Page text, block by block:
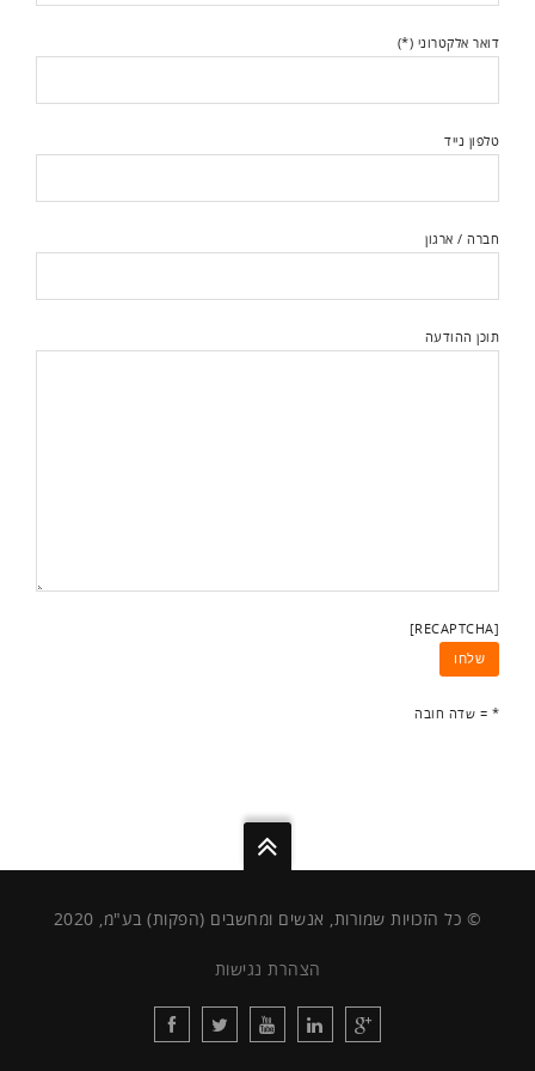
דואר אלקטרוני (*)
טלפון נייד
חברה / ארגון
תוכן ההודעה
[RECAPTCHA]
* = שדה חובה
© כל הזכויות שמורות, אנשים ומחשבים (הפקות) בע"מ, 2020
הצהרת נגישות